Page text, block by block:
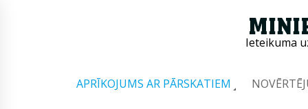
Ieteikuma
APRĪKOJUMS AR PĀRSKATIEM